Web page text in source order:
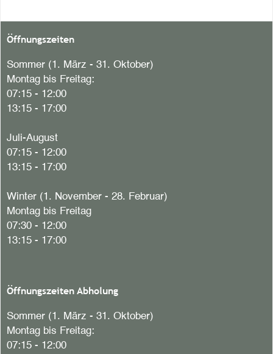
Öffnungszeiten
Sommer (1. März - 31. Oktober)
Montag bis Freitag:
07:15 - 12:00
13:15 - 17:00
Juli-August
07:15 - 12:00
13:15 - 17:00
Winter (1. November - 28. Februar)
Montag bis Freitag
07:30 - 12:00
13:15 - 17:00
Öffnungszeiten Abholung
Sommer (1. März - 31. Oktober)
Montag bis Freitag:
07:15 - 12:00